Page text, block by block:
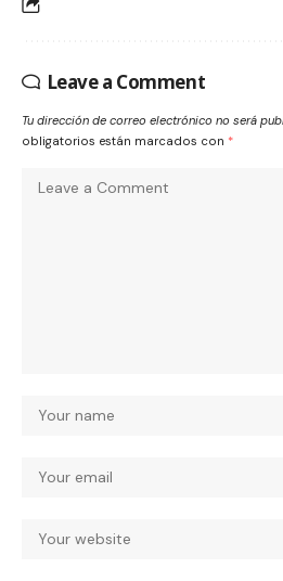
Leave a Comment
Tu dirección de correo electrónico no será
obligatorios están marcados con *